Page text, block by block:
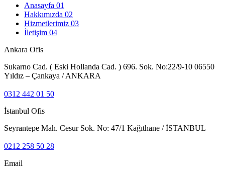
Anasayfa 01
Hakkımızda 02
Hizmetlerimiz 03
İletişim 04
Ankara Ofis
Sukarno Cad. ( Eski Hollanda Cad. ) 696. Sok. No:22/9-10 06550
Yıldız – Çankaya / ANKARA
0312 442 01 50
İstanbul Ofis
Seyrantepe Mah. Cesur Sok. No: 47/1 Kağıthane / İSTANBUL
0212 258 50 28
Email